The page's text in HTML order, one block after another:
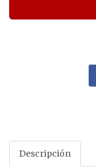
Descripción